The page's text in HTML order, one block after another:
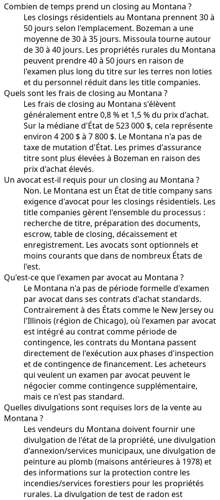
Combien de temps prend un closing au Montana ?
Les closings résidentiels au Montana prennent 30 à
50 jours selon l'emplacement. Bozeman a une
moyenne de 30 à 35 jours. Missoula tourne autour
de 30 à 40 jours. Les propriétés rurales du Montana
peuvent prendre 40 à 50 jours en raison de
l'examen plus long du titre sur les terres non loties
et du personnel réduit dans les title companies.
Quels sont les frais de closing au Montana ?
Les frais de closing au Montana s'élèvent
généralement entre 0,8 % et 1,5 % du prix d'achat.
Sur la médiane d'État de 523 000 $, cela représente
environ 4 200 $ à 7 800 $. Le Montana n'a pas de
taxe de mutation d'État. Les primes d'assurance
titre sont plus élevées à Bozeman en raison des
prix d'achat élevés.
Un avocat est-il requis pour un closing au Montana ?
Non. Le Montana est un État de title company sans
exigence d'avocat pour les closings résidentiels. Les
title companies gèrent l'ensemble du processus :
recherche de titre, préparation des documents,
escrow, table de closing, décaissement et
enregistrement. Les avocats sont optionnels et
moins courants que dans de nombreux États de
l'est.
Qu'est-ce que l'examen par avocat au Montana ?
Le Montana n'a pas de période formelle d'examen
par avocat dans ses contrats d'achat standards.
Contrairement à des États comme le New Jersey ou
l'Illinois (région de Chicago), où l'examen par avocat
est intégré au contrat comme période de
contingence, les contrats du Montana passent
directement de l'exécution aux phases d'inspection
et de contingence de financement. Les acheteurs
qui veulent un examen par avocat peuvent le
négocier comme contingence supplémentaire,
mais ce n'est pas standard.
Quelles divulgations sont requises lors de la vente au
Montana ?
Les vendeurs du Montana doivent fournir une
divulgation de l'état de la propriété, une divulgation
d'annexion/services municipaux, une divulgation de
peinture au plomb (maisons antérieures à 1978) et
des informations sur la protection contre les
incendies/services forestiers pour les propriétés
rurales. La divulgation de test de radon est